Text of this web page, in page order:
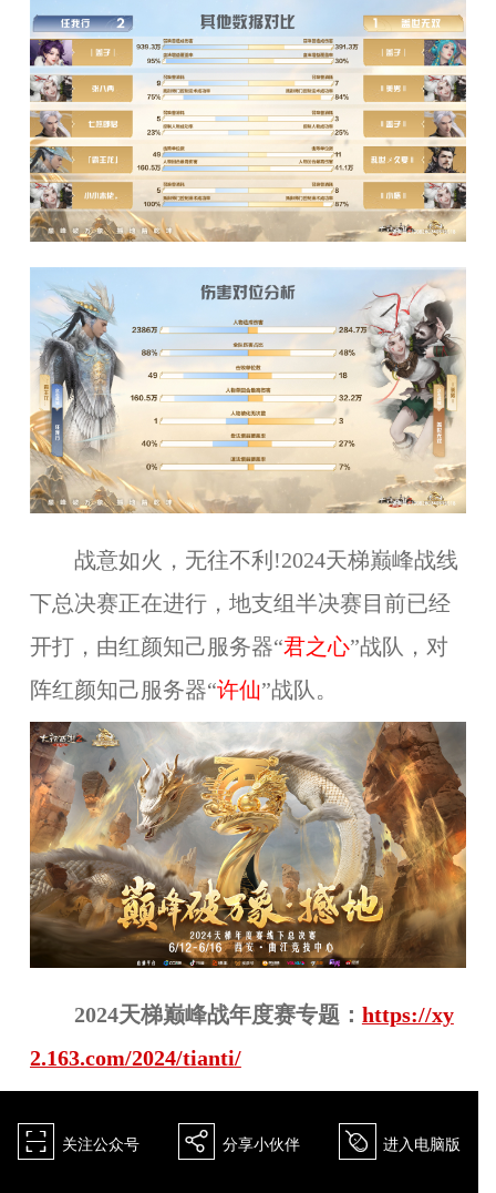
战意如火，无往不利!2024天梯巅峰战线
下总决赛正在进行，地支组半决赛目前已经
开打，由红颜知己服务器“君之心”战队，对
阵红颜知己服务器“许仙”战队。
2024天梯巅峰战年度赛专题： https://xy
2.163.com/2024/tianti/
򰀁 关注公众号 򰀂 分享小伙伴 򰀄 进入电脑版